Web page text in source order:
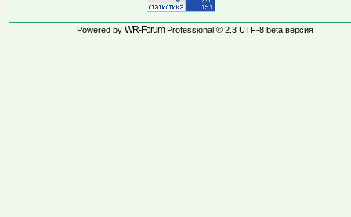
Powered by WR-ForumProfessional © 2.3 UTF-8 beta версия